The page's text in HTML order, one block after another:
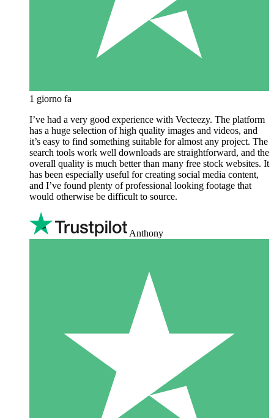
1 giorno fa
I’ve had a very good experience with Vecteezy. The platform
has a huge selection of high quality images and videos, and
it’s easy to find something suitable for almost any project. The
search tools work well downloads are straightforward, and the
overall quality is much better than many free stock websites. It
has been especially useful for creating social media content,
and I’ve found plenty of professional looking footage that
would otherwise be difficult to source.
Anthony